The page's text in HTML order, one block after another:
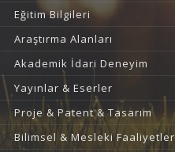
Eğitim Bilgileri
Araştırma Alanları
Akademik İdari Deneyim
Yayınlar & Eserler
Proje & Patent & Tasarım
Bilimsel & Mesleki Faaliyetler